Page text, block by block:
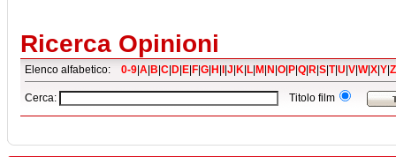
Ricerca Opinioni
Elenco alfabetico: 0-9|A|B|C|D|E|F|G|H|I|J|K|L|M|N|O|P|Q|R|S|T|U|V|W|X|Y|Z
Cerca: Titolo film